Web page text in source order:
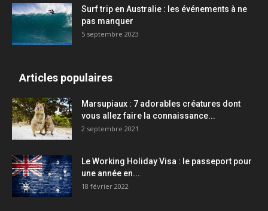
Surf trip en Australie : les événements à ne
pas manquer
5 septembre 2023
Articles populaires
Marsupiaux : 7 adorables créatures dont
vous allez faire la connaissance...
2 septembre 2021
Le Working Holiday Visa : le passeport pour
une année en...
18 février 2022